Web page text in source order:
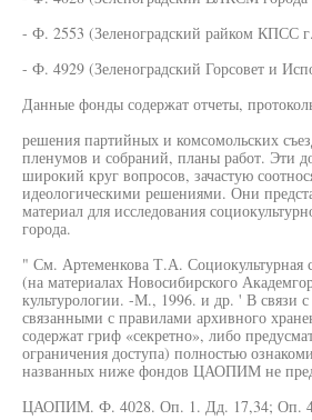
- Ф. 2553 (Зеленоградский райком КПСС
- Ф. 4929 (Зеленоградский Горсовет и
Данные фонды содержат отчеты,
решения партийных и комсомольских
пленумов и собраний, планы работ. Эти
широкий круг вопросов, зачастую
идеологическими решениями. Они
материал для исследования
города.
" См. Артеменкова Т.А. Социокультурная
(на материалах Новосибирского
культурологии. -М., 1996. и др. ' В связи
связанными с правилами архивного
содержат гриф «секретно», либо
ограничения доступа) полностью
названных ниже фондов ЦАОПИМ не
ЦАОПИМ. Ф. 4028. Оп. 1. Дд. 17,34; Оп.